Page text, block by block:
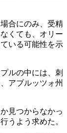
合にのみ、受精
くても、オリー
いる可能性を示
ルの中には、刺
アブルッツォ州
見つからなかっ
うよう求めた。